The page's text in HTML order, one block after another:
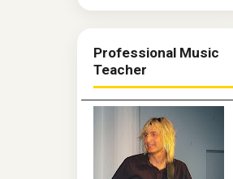
Professional Music
Teacher